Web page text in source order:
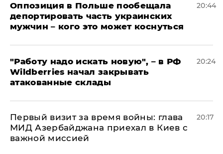
Оппозиция в Польше пообещала
депортировать часть украинских
мужчин – кого это может коснуться
20:44
"Работу надо искать новую", – в РФ
Wildberries начал закрывать
атакованные склады
20:24
Первый визит за время войны: глава
МИД Азербайджана приехал в Киев с
важной миссией
20:17